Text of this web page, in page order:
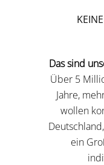
Das sind
Über 5
Jahre,
wollen
ein